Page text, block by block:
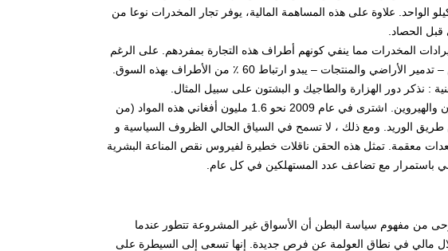
سعر القمح 0.41 دولار أمريكي للكيلو الواحد. علاوة على هذه المساهمة المالية، يوفر تجار المخدرات نوعا من
الحصاد.
الأمر أمراء الحرب أكثر من 10 إلى 15 ٪ من إيرادات المخدرات مما ينفي كونهم أطراف هذه التجارة بمفردهم. على الرغم
من تطبيق الحكومة الأفغانية سياسات لمكافحة زراعة الخشخاش – تدمير الأراضي والمنتجات – يبدو ارتباط 60 ٪ من الأطراف بهذه السوق.
: نذكر دور الهزارة والطاجيك و البشتون على سبيل المثال.
علاوة على ذلك، تعتبر أفغانستان اليوم كأحد أكبر مستهلكي الأفيون والهيروين. اشترى في عام 2009 نحو 1.6 مليون أفغاني هذه المواد (من
ألف مستهلك للهيروين عن طريق الوريد. ومع ذلك ، لا تسمح في السياق الحالي الظروف السياسية و
معقمة. تمثل هذه الحقن ناقلات خطيرة لفيروس نقص المناعة البشرية
باستمرار مع تضاعف عدد المستهلكين في كل عام.
من مفهوم سياسة البطن أن الأسواق غير المشروعة تتطور عندما
مالي في نطاق العولمة عن فرص جديدة. إنها تسعى إلى السيطرة على